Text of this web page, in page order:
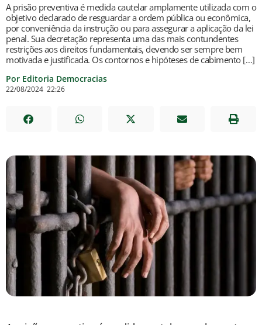
A prisão preventiva é medida cautelar amplamente utilizada com o
objetivo declarado de resguardar a ordem pública ou econômica,
por conveniência da instrução ou para assegurar a aplicação da lei
penal. Sua decretação representa uma das mais contundentes
restrições aos direitos fundamentais, devendo ser sempre bem
motivada e justificada. Os contornos e hipóteses de cabimento […]
Por Editoria Democracias
22/08/2024 22:26